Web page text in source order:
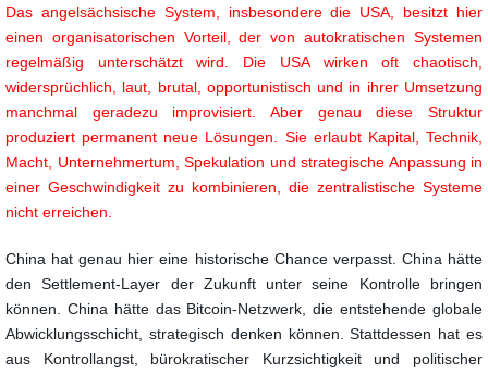
Das angelsächsische System, insbesondere die USA, besitzt hier
einen organisatorischen Vorteil, der von autokratischen Systemen
regelmäßig unterschätzt wird. Die USA wirken oft chaotisch,
widersprüchlich, laut, brutal, opportunistisch und in ihrer Umsetzung
manchmal geradezu improvisiert. Aber genau diese Struktur
produziert permanent neue Lösungen. Sie erlaubt Kapital, Technik,
Macht, Unternehmertum, Spekulation und strategische Anpassung in
einer Geschwindigkeit zu kombinieren, die zentralistische Systeme
nicht erreichen.
China hat genau hier eine historische Chance verpasst. China hätte
den Settlement-Layer der Zukunft unter seine Kontrolle bringen
können. China hätte das Bitcoin-Netzwerk, die entstehende globale
Abwicklungsschicht, strategisch denken können. Stattdessen hat es
aus Kontrollangst, bürokratischer Kurzsichtigkeit und politischer